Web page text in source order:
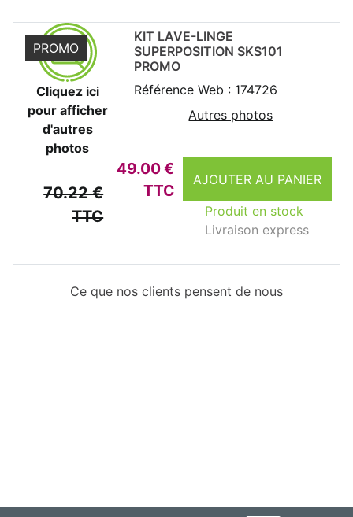
Cliquez ici
pour afficher
d'autres
photos
PROMO
70.22 €
TTC
49.00 €
TTC
AJOUTER AU PANIER
Produit en stock
Livraison express
KIT LAVE-LINGE
SUPERPOSITION SKS101
PROMO
Référence Web : 174726
Autres photos
Ce que nos clients pensent de nous